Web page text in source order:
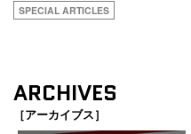
SPECIAL ARTICLES
ARCHIVES
［アーカイブス］